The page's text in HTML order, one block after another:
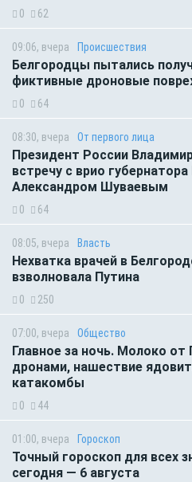
0 62
09:06, вчера Происшествия
Белгородцы пытались
фиктивные дроновые
0 64
08:30, вчера От первого лица
Президент России
встречу с врио
Александром Шуваевым
0 64
08:05, вчера Власть
Нехватка врачей в
взволновала Путина
0 250
07:00, вчера Общество
Главное за ночь. Молоко
дронами, нашествие
катакомбы
0 44
01:00, вчера Гороскоп
Точный гороскоп для всех
сегодня — 6 августа